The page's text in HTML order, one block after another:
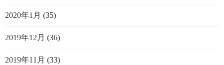
2020年1月 (35)
2019年12月 (36)
2019年11月 (33)